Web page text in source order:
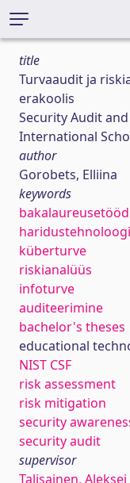
title
Turvaaudit ja
erakoolis
Security Audit
International
author
Gorobets, Elliina
keywords
bakalaureusetööd
küberturve
riskianalüüs
infoturve
auditeerimine
bachelor's theses
educational
NIST CSF
risk assessment
risk mitigation
security
security audit
supervisor
Talisainen, Aleksei